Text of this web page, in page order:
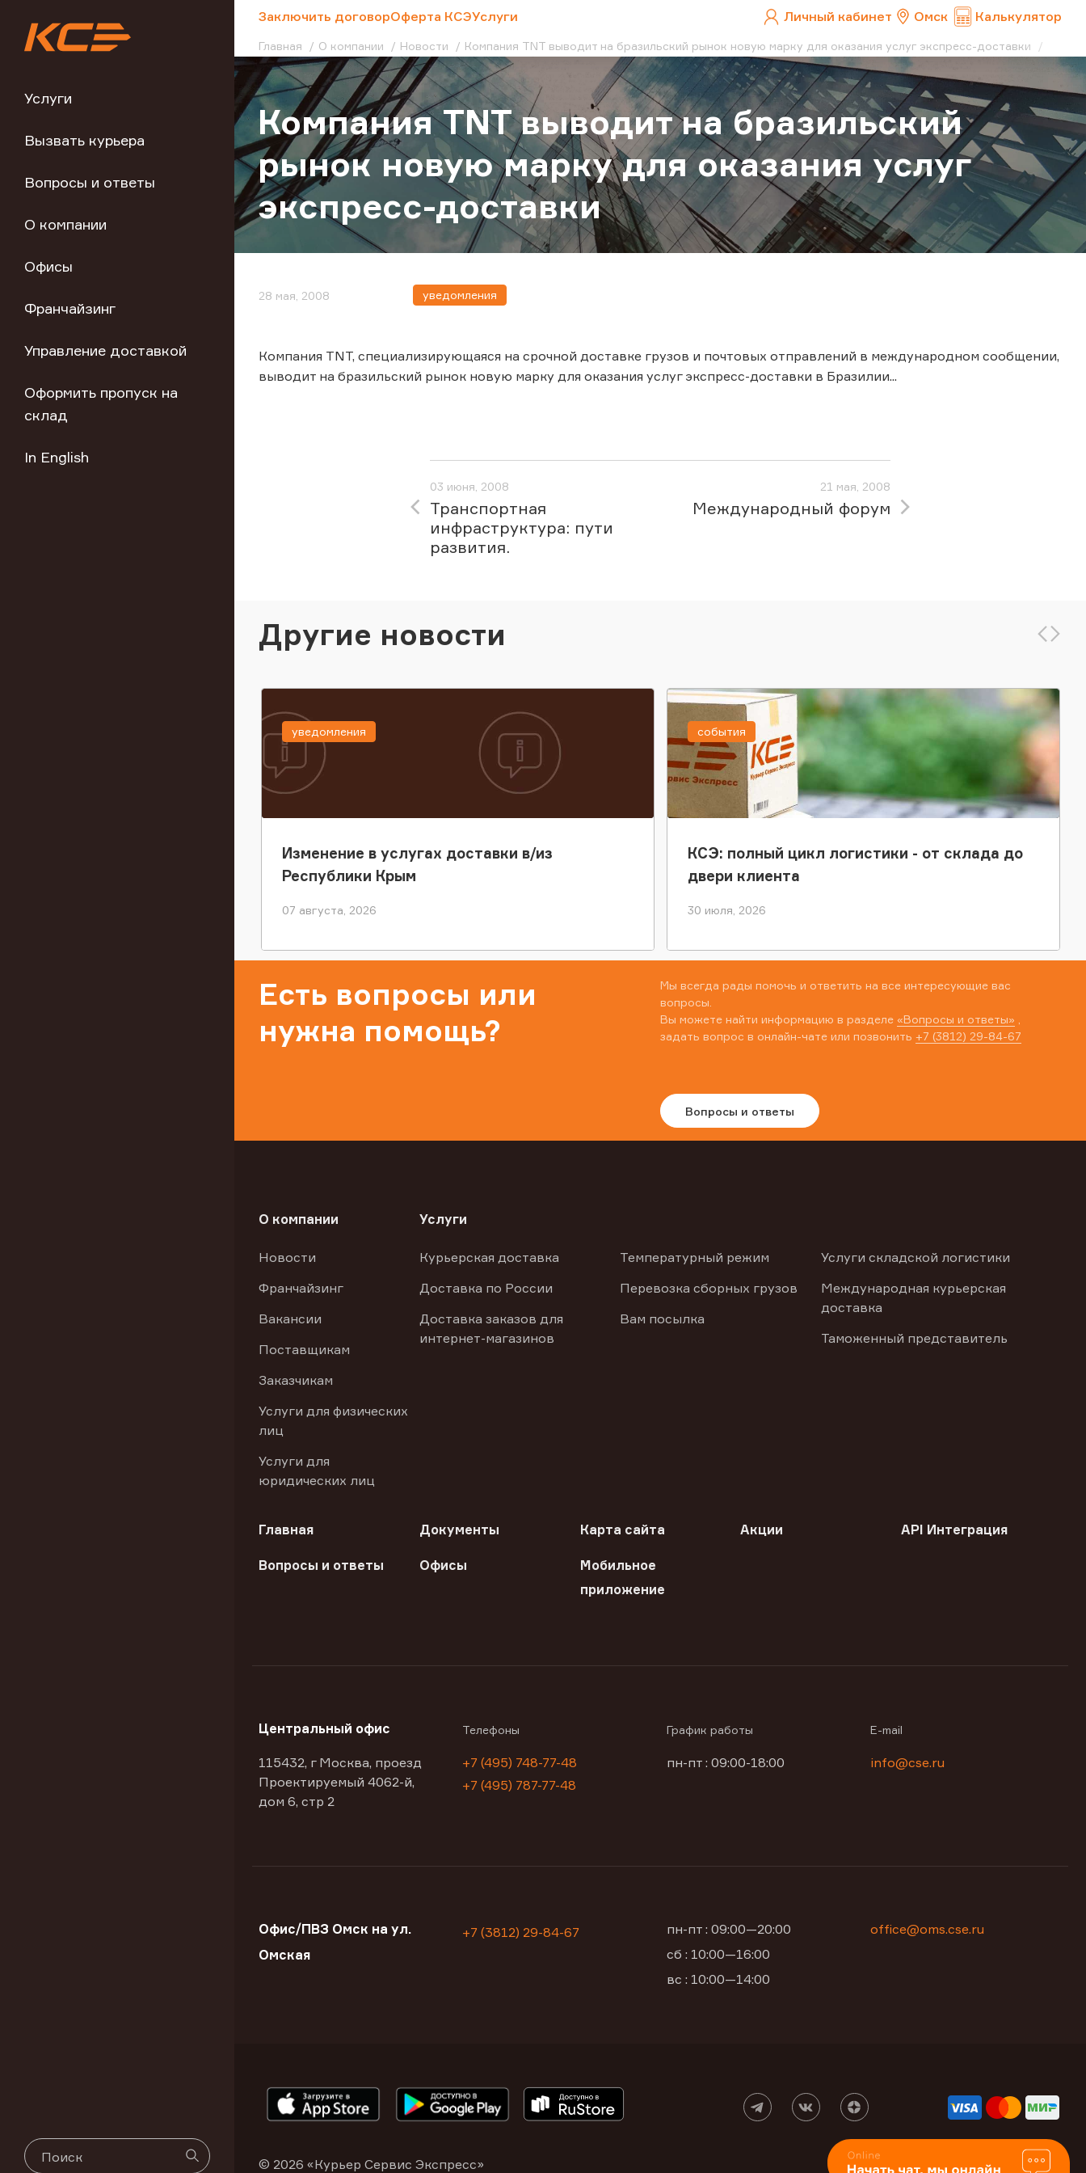
Услуги
Вызвать курьера
Вопросы и ответы
О компании
Офисы
Франчайзинг
Управление доставкой
Оформить пропуск на
склад
In English
Заключить договорОферта КСЭУслуги Личный кабинет Омск Калькулятор
Главная О компании Новости Компания TNT выводит на бразильский рынок новую марку для оказания услуг экспресс-доставки
Компания TNT выводит на бразильский
рынок новую марку для оказания услуг
экспресс-доставки
28 мая, 2008 уведомления
Компания TNT, специализирующаяся на срочной доставке грузов и почтовых отправлений в международном сообщении,
выводит на бразильский рынок новую марку для оказания услуг экспресс-доставки в Бразилии...
03 июня, 2008
Транспортная
инфраструктура: пути
развития.
21 мая, 2008
Международный форум
Другие новости
Изменение в услугах доставки в/из
Республики Крым
07 августа, 2026
уведомления
КСЭ: полный цикл логистики - от склада до
двери клиента
30 июля, 2026
события
Есть вопросы или
нужна помощь?
Мы всегда рады помочь и ответить на все интересующие вас
вопросы.
Вы можете найти информацию в разделе «Вопросы и ответы»
задать вопрос в онлайн-чате или позвонить +7 (3812) 29-84-67
Вопросы и ответы
О компании
Новости
Франчайзинг
Вакансии
Поставщикам
Заказчикам
Услуги для физических
лиц
Услуги для
юридических лиц
Услуги
Курьерская доставка
Доставка по России
Доставка заказов для
интернет-магазинов
Температурный режим
Перевозка сборных грузов
Вам посылка
Услуги складской логистики
Международная курьерская
доставка
Таможенный представитель
Главная Документы Карта сайта Акции API Интеграция
Вопросы и ответы Офисы
Мобильное
приложение
Центральный офис
115432, г Москва, проезд
Проектируемый 4062-й,
дом 6, стр 2
Телефоны
+7 (495) 748-77-48
+7 (495) 787-77-48
График работы
пн-пт : 09:00-18:00
E-mail
info@cse.ru
Офис/ПВЗ Омск на ул.
Омская
+7 (3812) 29-84-67
пн-пт : 09:00—20:00
сб : 10:00—16:00
вс : 10:00—14:00
office@oms.cse.ru
© 2026 «Курьер Сервис Экспресс»